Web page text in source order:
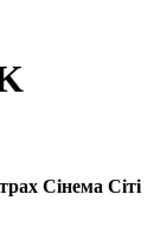
Сінема Сіті